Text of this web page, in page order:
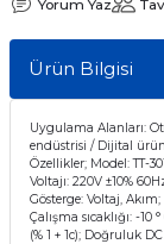
Yorum Yaz
Ürün Bilgisi
Uygulama Alanları:
endüstrisi / Dijital
Özellikler; Model: TT-
Voltajı: 220V ±10%
Gösterge: Voltaj,
Çalışma sıcaklığı: -
(% 1 + 1c); Doğruluk